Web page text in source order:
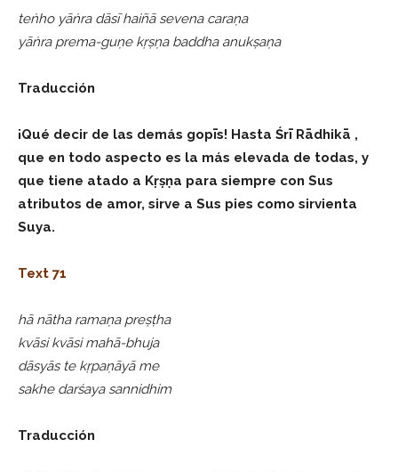
teṅho yāṅra dāsī haiñā sevena caraṇa
yāṅra prema-guṇe kṛṣṇa baddha anukṣaṇa
Traducción
¡Qué decir de las demás gopīs! Hasta Śrī Rādhikā ,
que en todo aspecto es la más elevada de todas, y
que tiene atado a Kṛṣṇa para siempre con Sus
atributos de amor, sirve a Sus pies como sirvienta
Suya.
Text 71
hā nātha ramaṇa preṣṭha
kvāsi kvāsi mahā-bhuja
dāsyās te kṛpaṇāyā me
sakhe darśaya sannidhim
Traducción